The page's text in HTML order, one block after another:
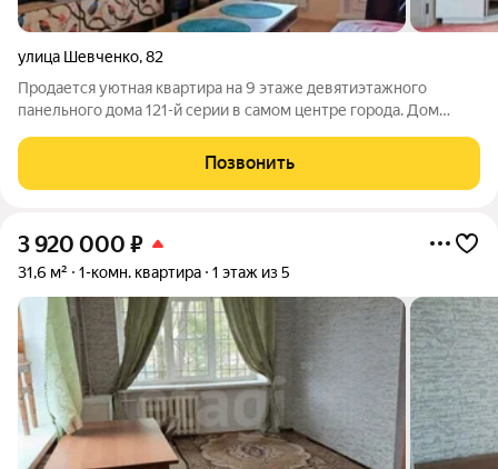
улица Шевченко,82
Продается уютная квартира на 9 этаже девятиэтажного
панельного дома 121-й серии в самом центре города. Дом
надежно защищен от уличного шума: здесь тихо и спокойно, но
вся необходимую
Позвонить
3 920 000 ₽
31,6 м² 1-комн. квартира 1 этаж из 5